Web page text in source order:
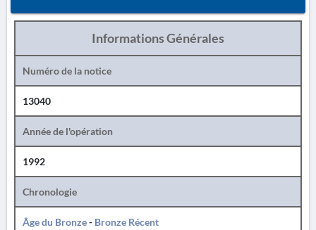
Informations Générales
Numéro de la notice
13040
Année de l'opération
1992
Chronologie
Âge du Bronze- Bronze Récent